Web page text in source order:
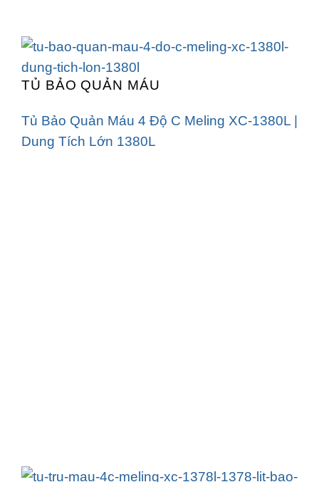
TỦ BẢO QUẢN MÁU
Tủ Bảo Quản Máu 4 Độ C Meling XC-1380L |
Dung Tích Lớn 1380L